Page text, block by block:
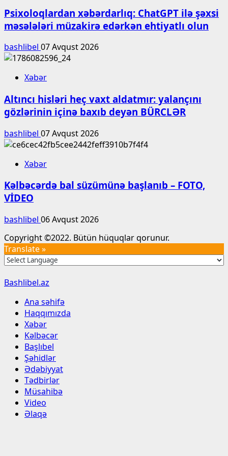
Psixoloqlardan xəbərdarlıq: ChatGPT ilə şəxsi
məsələləri müzakirə edərkən ehtiyatlı olun
bashlibel 07 Avqust 2026
Xəbər
Altıncı hisləri heç vaxt aldatmır: yalançını
gözlərinin içinə baxıb deyən BÜRCLƏR
bashlibel 07 Avqust 2026
Xəbər
Kəlbəcərdə bal süzümünə başlanıb – FOTO,
VİDEO
bashlibel 06 Avqust 2026
Copyright ©2022. Bütün hüquqlar qorunur.
Translate »
Bashlibel.az
Ana səhifə
Haqqımızda
Xəbər
Kəlbəcər
Başlıbel
Şəhidlər
Ədəbiyyat
Tədbirlər
Müsahibə
Video
Əlaqə